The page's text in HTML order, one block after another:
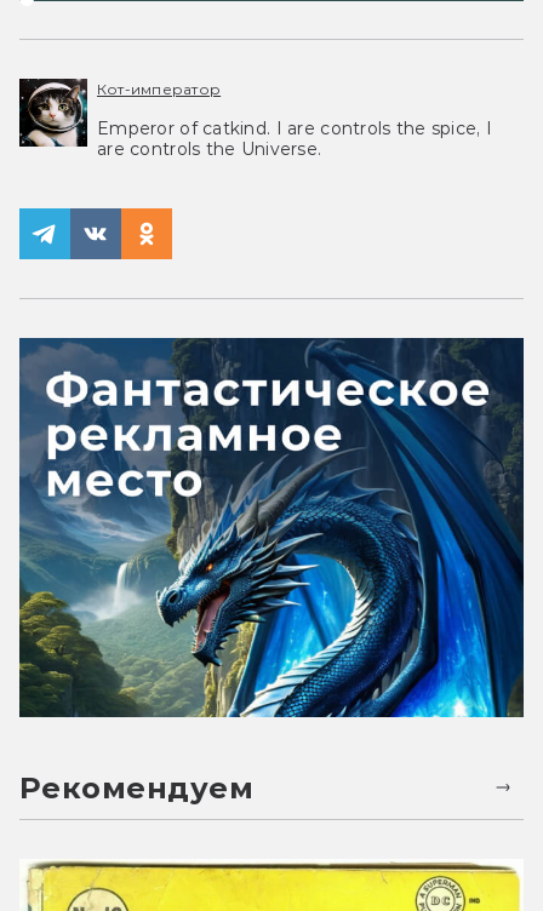
Кот-император
Emperor of catkind. I are controls the spice, I
are controls the Universe.
Рекомендуем